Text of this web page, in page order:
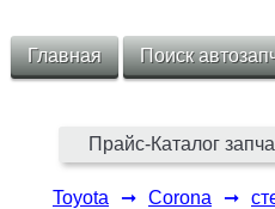
Главная Поиск
Прайс-Каталог
Toyota ➞ Corona ➞